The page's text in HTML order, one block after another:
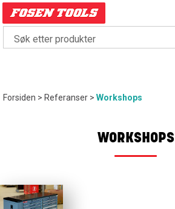
Forsiden>Referanser>Workshops
WORKSHOPS